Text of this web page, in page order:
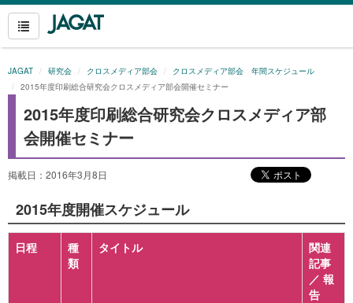
JAGAT 研究会 クロスメディア部会
クロスメディア部会 年間スケジュール
2015年度印刷総合研究会クロスメディア部会開催セミナー
2015年度印刷総合研究会クロスメディア部
会開催セミナー
掲載日：2016年3月8日
2015年度開催スケジュール
日程
種
類
タイトル
関連
記事
／ 報
告